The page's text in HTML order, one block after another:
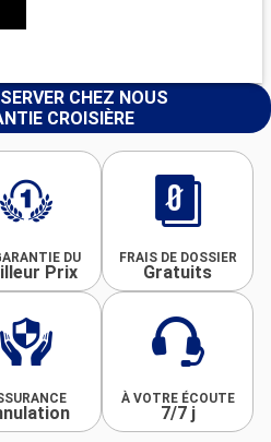
CHEZ NOUS
CROISIÈRE
DU
Prix
FRAIS DE DOSSIER
Gratuits
À VOTRE ÉCOUTE
7/7 j